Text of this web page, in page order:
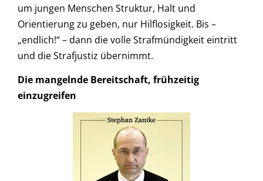
um jungen Menschen Struktur, Halt und
Orientierung zu geben, nur Hilflosigkeit. Bis –
„endlich!“ – dann die volle Strafmündigkeit eintritt
und die Strafjustiz übernimmt.
Die mangelnde Bereitschaft, frühzeitig
einzugreifen